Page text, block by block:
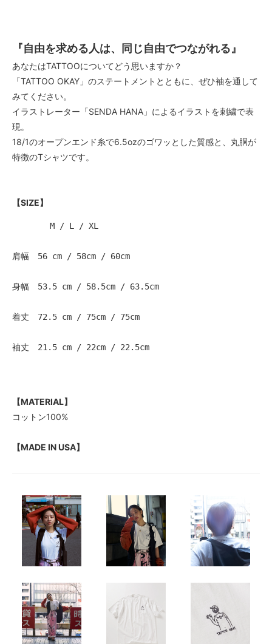
『自由を求める人は、同じ自由でつながれる』
あなたはTATTOOについてどう思いますか？
「TATTOO OKAY」のステートメントとともに、ぜひ袖を通して
みてください。
イラストレーター「SENDA HANA」によるイラストを刺繍で表
現。
18/1のオープンエンド糸で6.5ozのゴワッとした質感と、丸胴が
特徴のTシャツです。
【SIZE】
M / L / XL
肩幅　56 cm / 58cm / 60cm
身幅　53.5 cm / 58.5cm / 63.5cm
着丈　72.5 cm / 75cm / 75cm
袖丈　21.5 cm / 22cm / 22.5cm
【MATERIAL】
コットン100%
【MADE IN USA】